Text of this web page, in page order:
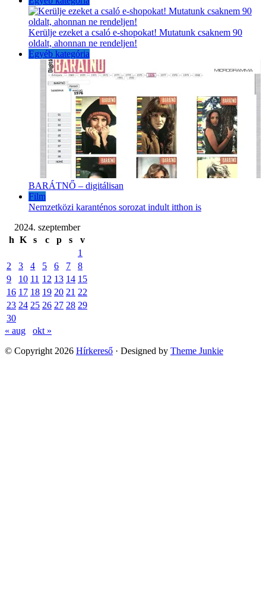
Kerülje ezeket a csaló e-shopokat! Mutatunk csaknem 90
oldalt, ahonnan ne rendeljen!
Egyéb kategória
BARÁTNŐ – digitálisan
Film
Nemzetközi karanténos sorozat indult itthon is
2024. szeptember
h K s c p s
v
1
2
3 4 5 6 7
8
9
10 11 12 13 14 15
16 17 18 19 20 21 22
23 24 25 26 27 28 29
30
« aug
okt »
© Copyright 2026 Hírkereső · Designed by Theme Junkie